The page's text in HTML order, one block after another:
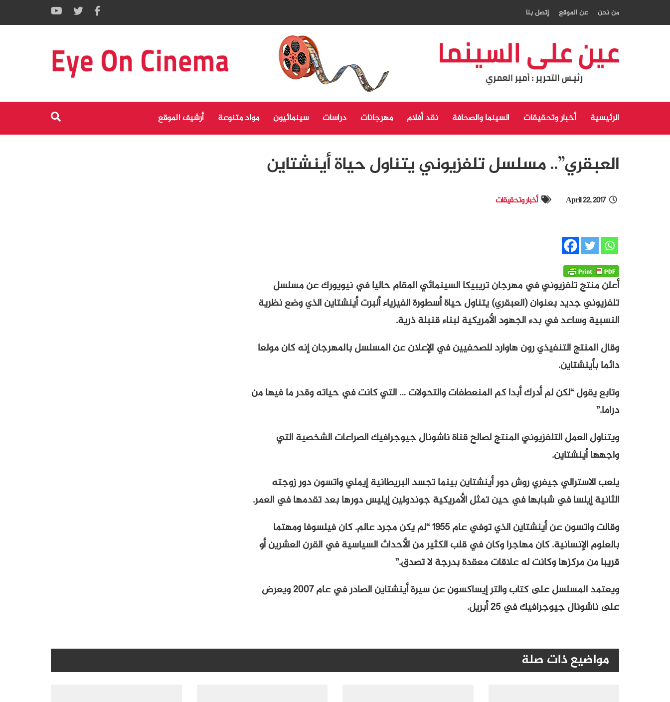
من نحن عن الموقع إتصل بنا
الرئيسية أخبار وتحقيقات السينما والصحافة نقد أفلام مهرجانات دراسات سينمائيون مواد متنوعة أرشيف الموقع
العبقري”.. مسلسل تلفزيوني يتناول حياة أينشتاين
April 22, 2017 أخبار وتحقيقات
أعلن منتج تلفزيوني في مهرجان تريبيكا السينمائي المقام حاليا في نيويورك عن مسلسل
تلفزيوني جديد بعنوان (العبقري) يتناول حياة أسطورة الفيزياء ألبرت أينشتاين الذي وضع نظرية
النسبية وساعد في بدء الجهود الأمريكية لبناء قنبلة ذرية.
وقال المنتج التنفيذي رون هاوارد للصحفيين في الإعلان عن المسلسل بالمهرجان إنه كان مولعا
دائما بأينشتاين.
وتابع يقول “لكن لم أدرك أبدا كم المنعطفات والتحولات … التي كانت في حياته وقدر ما فيها من
دراما.”
ويتناول العمل التلفزيوني المنتج لصالح قناة ناشونال جيوجرافيك الصراعات الشخصية التي
واجهها أينشتاين.
يلعب الاسترالي جيفري روش دور أينشتاين بينما تجسد البريطانية إيملي واتسون دور زوجته
الثانية إيلسا في شبابها في حين تمثل الأمريكية جوندولين إيليس دورها بعد تقدمها في العمر.
وقالت واتسون عن أينشتاين الذي توفي عام 1955 “لم يكن مجرد عالم. كان فيلسوفا ومهتما
بالعلوم الإنسانية. كان مهاجرا وكان في قلب الكثير من الأحداث السياسية في القرن العشرين أو
قريبا من مركزها وكانت له علاقات معقدة بدرجة لا تصدق.”
ويعتمد المسلسل على كتاب والتر إيساكسون عن سيرة أينشتاين الصادر في عام 2007 ويعرض
على ناشونال جيوجرافيك في 25 أبريل.
مواضيع ذات صلة